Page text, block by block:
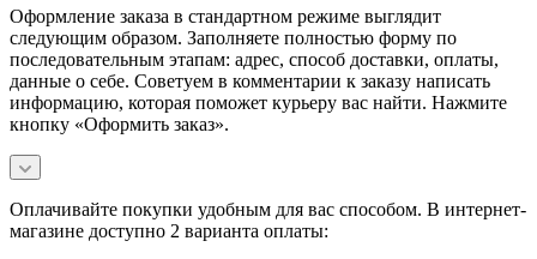
Оформление заказа в стандартном режиме выглядит
следующим образом. Заполняете полностью форму по
последовательным этапам: адрес, способ доставки, оплаты,
данные о себе. Советуем в комментарии к заказу написать
информацию, которая поможет курьеру вас найти. Нажмите
кнопку «Оформить заказ».
Оплачивайте покупки удобным для вас способом. В интернет-
магазине доступно 2 варианта оплаты: